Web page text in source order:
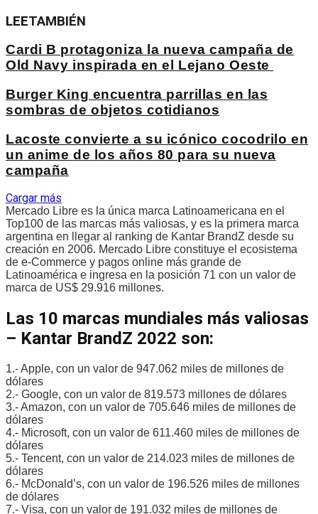
LEETAMBIÉN
Cardi B protagoniza la nueva campaña de
Old Navy inspirada en el Lejano Oeste
Burger King encuentra parrillas en las
sombras de objetos cotidianos
Lacoste convierte a su icónico cocodrilo en
un anime de los años 80 para su nueva
campaña
Cargar más
Mercado Libre es la única marca Latinoamericana en el
Top100 de las marcas más valiosas, y es la primera marca
argentina en llegar al ranking de Kantar BrandZ desde su
creación en 2006. Mercado Libre constituye el ecosistema
de e-Commerce y pagos online más grande de
Latinoamérica e ingresa en la posición 71 con un valor de
marca de US$ 29.916 millones.
Las 10 marcas mundiales más valiosas
– Kantar BrandZ 2022 son:
1.- Apple, con un valor de 947.062 miles de millones de
dólares
2.- Google, con un valor de 819.573 millones de dólares
3.- Amazon, con un valor de 705.646 miles de millones de
dólares
4.- Microsoft, con un valor de 611.460 miles de millones de
dólares
5.- Tencent, con un valor de 214.023 miles de millones de
dólares
6.- McDonald’s, con un valor de 196.526 miles de millones
de dólares
7.- Visa, con un valor de 191.032 miles de millones de